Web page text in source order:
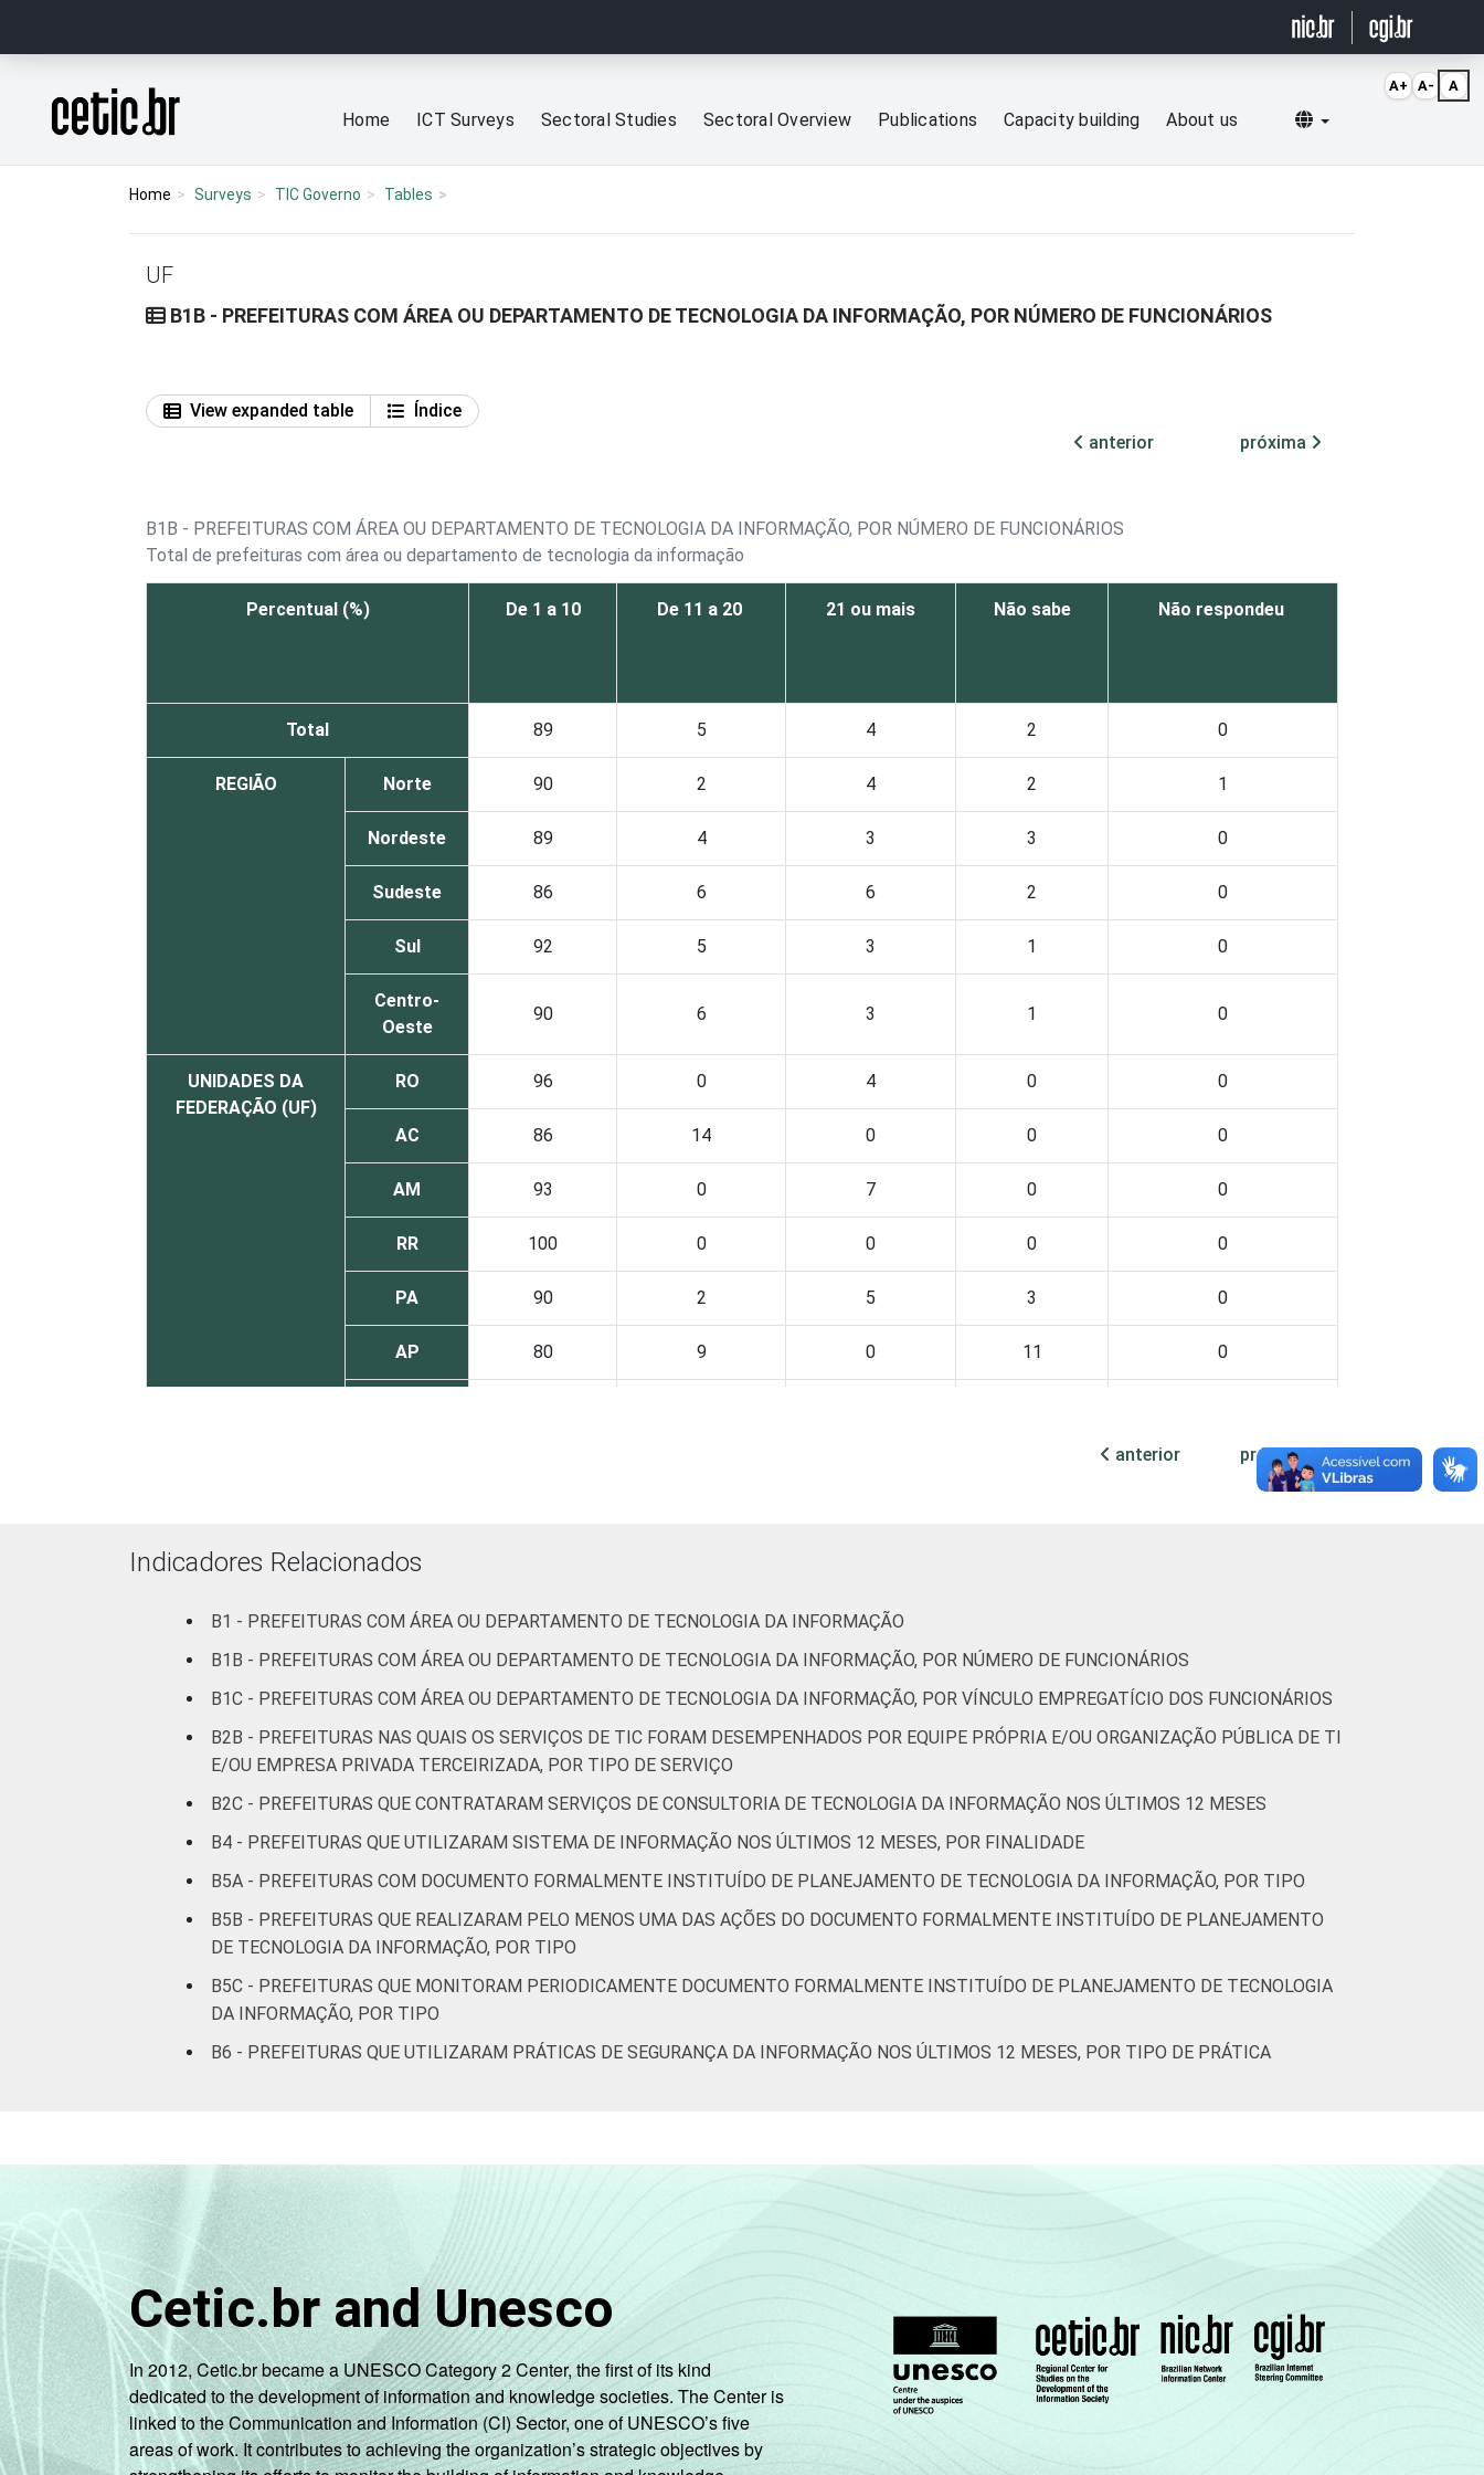
Página inicial
Home ICT Surveys Sectoral Studies Sectoral Overview Publications Capacity building About us Selecionar idioma
Home Surveys TIC Governo Tables
UF
B1B - PREFEITURAS COM ÁREA OU DEPARTAMENTO DE TECNOLOGIA DA INFORMAÇÃO, POR NÚMERO DE FUNCIONÁRIOS
View expanded table
Índice
anterior
próxima
B1B - PREFEITURAS COM ÁREA OU DEPARTAMENTO DE TECNOLOGIA DA INFORMAÇÃO, POR NÚMERO DE FUNCIONÁRIOS
Total de prefeituras com área ou departamento de tecnologia da informação
Percentual (%) De 1 a 10 De 11 a 20 21 ou mais Não sabe Não respondeu
Total 89 5 4 2 0
REGIÃO Norte 90 2 4 2 1
Nordeste 89 4 3 3 0
Sudeste 86 6 6 2 0
Sul 92 5 3 1 0
Centro-
Oeste
90 6 3 1 0
UNIDADES DA
FEDERAÇÃO (UF)
RO 96 0 4 0 0
AC 86 14 0 0 0
AM 93 0 7 0 0
RR 100 0 0 0 0
PA 90 2 5 3 0
AP 80 9 0 11 0
CE
RN 98 0 2
PE 87 4 7 1 0
SE 96 0 4 0
BA 85 6 4 4 0
MG 88
ES
RJ 76 10 13 2 0
PR 92 3 4 1 0
MS 91 0 0
MT 93 6 1 0
GO 88 6
anterior próxima
Indicadores Relacionados
B1 - PREFEITURAS COM ÁREA OU DEPARTAMENTO DE TECNOLOGIA DA INFORMAÇÃO
B1B - PREFEITURAS COM ÁREA OU DEPARTAMENTO DE TECNOLOGIA DA INFORMAÇÃO, POR NÚMERO DE FUNCIONÁRIOS
B1C - PREFEITURAS COM ÁREA OU DEPARTAMENTO DE TECNOLOGIA DA INFORMAÇÃO, POR VÍNCULO EMPREGATÍCIO DOS FUNCIONÁRIOS
B2B - PREFEITURAS NAS QUAIS OS SERVIÇOS DE TIC FORAM DESEMPENHADOS POR EQUIPE PRÓPRIA E/OU ORGANIZAÇÃO PÚBLICA DE TI
E/OU EMPRESA PRIVADA TERCEIRIZADA, POR TIPO DE SERVIÇO
B2C - PREFEITURAS QUE CONTRATARAM SERVIÇOS DE CONSULTORIA DE TECNOLOGIA DA INFORMAÇÃO NOS ÚLTIMOS 12 MESES
B4 - PREFEITURAS QUE UTILIZARAM SISTEMA DE INFORMAÇÃO NOS ÚLTIMOS 12 MESES, POR FINALIDADE
B5A - PREFEITURAS COM DOCUMENTO FORMALMENTE INSTITUÍDO DE PLANEJAMENTO DE TECNOLOGIA DA INFORMAÇÃO, POR TIPO
B5B - PREFEITURAS QUE REALIZARAM PELO MENOS UMA DAS AÇÕES DO DOCUMENTO FORMALMENTE INSTITUÍDO DE PLANEJAMENTO
DE TECNOLOGIA DA INFORMAÇÃO, POR TIPO
B5C - PREFEITURAS QUE MONITORAM PERIODICAMENTE DOCUMENTO FORMALMENTE INSTITUÍDO DE PLANEJAMENTO DE TECNOLOGIA
DA INFORMAÇÃO, POR TIPO
B6 - PREFEITURAS QUE UTILIZARAM PRÁTICAS DE SEGURANÇA DA INFORMAÇÃO NOS ÚLTIMOS 12 MESES, POR TIPO DE PRÁTICA
Cetic.br and Unesco
In 2012, Cetic.br became a UNESCO Category 2 Center, the first of its kind
dedicated to the development of information and knowledge societies. The Center is
linked to the Communication and Information (CI) Sector, one of UNESCO’s five
areas of work. It contributes to achieving the organization’s strategic objectives by
A+ A- A